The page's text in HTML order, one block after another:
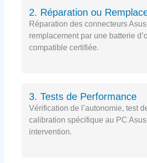
2. Réparation ou
Réparation des connecteurs
remplacement par une batterie
compatible certifiée.
3. Tests de Performance
Vérification de l’autonomie, test
calibration spécifique au PC
intervention.